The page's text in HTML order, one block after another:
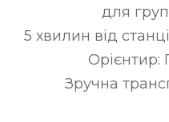
для
5 хвилин від
Орієнтир:
Зручна